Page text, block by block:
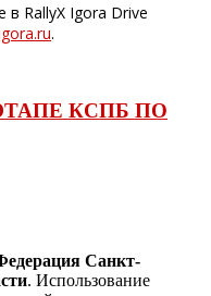
в RallyX Igora Drive
.
КСПБ ПО
Санкт-
. Использование